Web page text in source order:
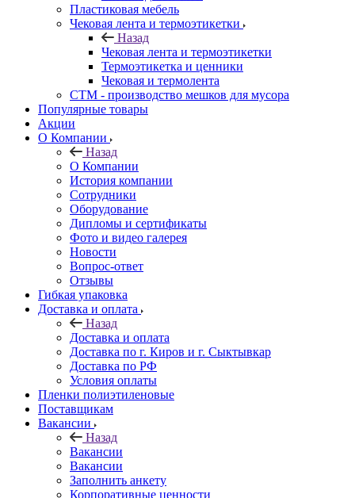
Пластиковая мебель
Чековая лента и термоэтикетки
Назад
Чековая лента и термоэтикетки
Термоэтикетка и ценники
Чековая и термолента
СТМ - производство мешков для мусора
Популярные товары
Акции
О Компании
Назад
О Компании
История компании
Сотрудники
Оборудование
Дипломы и сертификаты
Фото и видео галерея
Новости
Вопрос-ответ
Отзывы
Гибкая упаковка
Доставка и оплата
Назад
Доставка и оплата
Доставка по г. Киров и г. Сыктывкар
Доставка по РФ
Условия оплаты
Пленки полиэтиленовые
Поставщикам
Вакансии
Назад
Вакансии
Вакансии
Заполнить анкету
Корпоративные ценности